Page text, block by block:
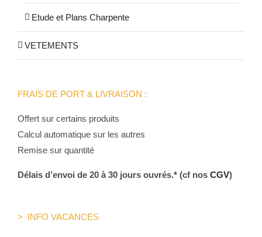
Etude et Plans Charpente
VETEMENTS
FRAIS DE PORT & LIVRAISON :
Offert sur certains produits
Calcul automatique sur les autres
Remise sur quantité
Délais d’envoi de 20 à 30 jours ouvrés.* (cf nos CGV)
> INFO VACANCES